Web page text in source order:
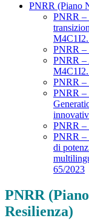
PNRR (Piano
PNRR –
PNRR –
PNRR –
PNRR –
PNRR –
PNRR –
PNRR –
di
65/2023
PNRR
Resilienza)